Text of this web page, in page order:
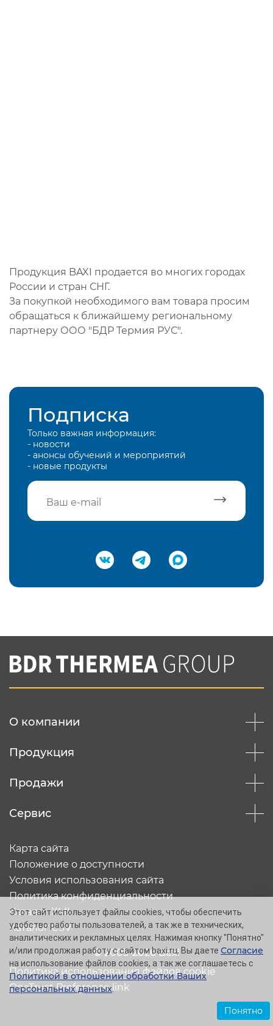
Продукция BAXI продается во многих городах
России и стран СНГ.
За покупкой необходимого вам товара просим
обращаться к ближайшему региональному
партнеру ООО "БДР Термия РУС".
Подписка
Только важная информация:
- новости
- анонсы обучений и мероприятий
- новые продукты
Подтвердить e-mail
Вы соглашаетесь с нашей политикой
конфеденциальности
О компании
Продукция
Продажи
Сервис
© 2005-2026 Baxi
Карта сайта
Положение о доступности
Условия использования сайта
Политика конфиденциальности
Каталог XML
Каталог CSV
Политика использования файлов cookie
OneTrust Preference link
Этот сайт использует файлы cookies, чтобы обеспечить
удобство работы пользователей, а так же в технических,
аналитических и рекламных целях. Нажимая кнопку "Понятно"
и/или продолжая работу с сайтом baxi.ru, Вы даете Согласие
на использование файлов cookies, а так же соглашаетесь с
Политикой в отношении обработки Ваших
персональных данных.
Понятно